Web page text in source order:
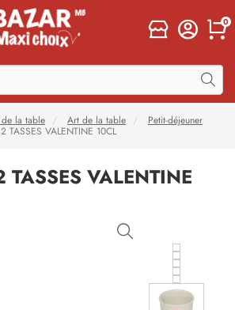
0
la table Art de la table
Petit-déjeuner
TASSES VALENTINE 10CL
TASSES VALENTINE